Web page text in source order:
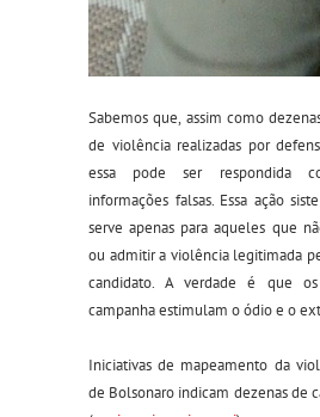
Sabemos que, assim como
de violência realizadas por
essa pode ser respondida
informações falsas. Essa ação
serveapenas para aqueles que
ou admitira violência legitimada
candidato. A verdade é que
campanha estimulam o ódio e o
Iniciativas de mapeamento da
de Bolsonaro indicam dezenas de